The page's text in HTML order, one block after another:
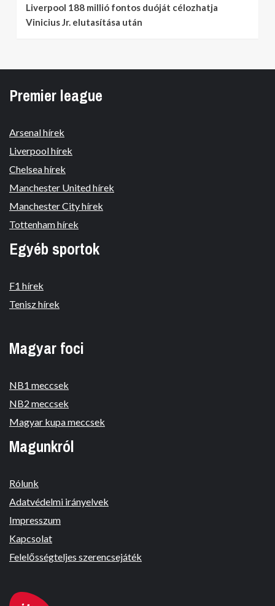
Liverpool 188 millió fontos duóját célozhatja
Vinicius Jr. elutasítása után
Premier league
Arsenal hírek
Liverpool hírek
Chelsea hírek
Manchester United hírek
Manchester City hírek
Tottenham hírek
Egyéb sportok
F1 hírek
Tenisz hírek
Magyar foci
NB1 meccsek
NB2 meccsek
Magyar kupa meccsek
Magunkról
Rólunk
Adatvédelmi irányelvek
Impresszum
Kapcsolat
Felelősségteljes szerencsejáték